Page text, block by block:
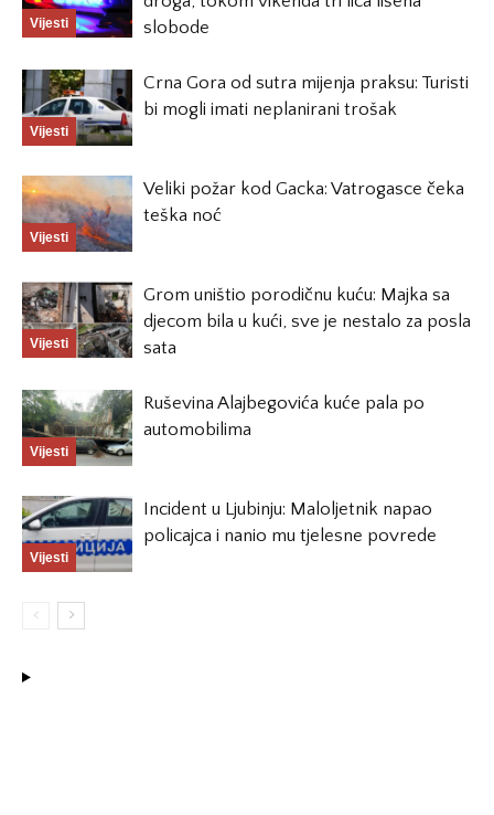
Vijesti
slobode
Vijesti
Crna Gora od sutra mijenja praksu: Turisti
bi mogli imati neplanirani trošak
Vijesti
Veliki požar kod Gacka: Vatrogasce čeka
teška noć
Vijesti
Grom uništio porodičnu kuću: Majka sa
djecom bila u kući, sve je nestalo za posla
sata
Vijesti
Ruševina Alajbegovića kuće pala po
automobilima
Vijesti
Incident u Ljubinju: Maloljetnik napao
policajca i nanio mu tjelesne povrede